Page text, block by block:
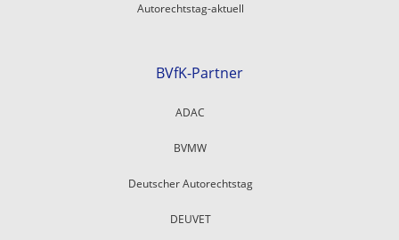
Autorechtstag-aktuell
BVfK-Partner
ADAC
BVMW
Deutscher Autorechtstag
DEUVET